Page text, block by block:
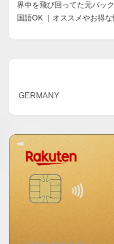
界中を飛び回ってた元バッ
国語OK ｜オススメやお得な